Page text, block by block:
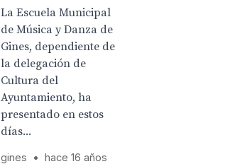
La Escuela Municipal
de Música y Danza de
Gines, dependiente de
la delegación de
Cultura del
Ayuntamiento, ha
presentado en estos
días...
gines • hace 16 años